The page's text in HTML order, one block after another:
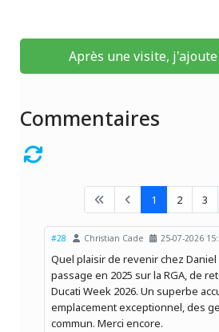
Après une visite,
Commentaires
1 2 3
#28 Christian Cade 25-07-2026
Quel plaisir de revenir chez Daniel
passage en 2025 sur la RGA, de
Ducati Week 2026. Un superbe
emplacement exceptionnel, des
commun. Merci encore.